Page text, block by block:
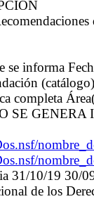
informa
completa
SE
31/10/19 30/
de los